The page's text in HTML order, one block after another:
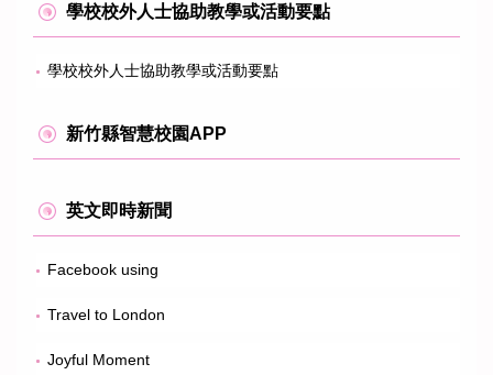
學校校外人士協助教學或活動要點
學校校外人士協助教學或活動要點
新竹縣智慧校園APP
英文即時新聞
Facebook using
Travel to London
Joyful Moment